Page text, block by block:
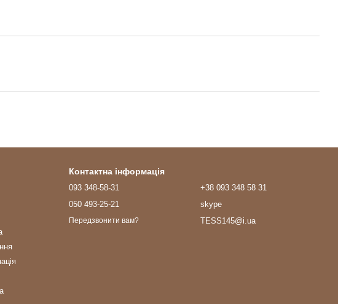
Контактна інформація
093 348-58-31
050 493-25-21
Передзвонити вам?
+38 093 348 58 31
skype
TESS145@i.ua